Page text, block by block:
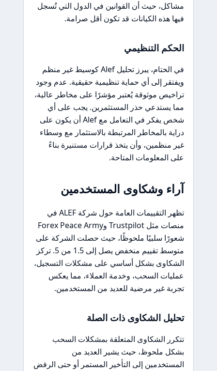
مشاكل، حيث أن القوانين في الدول التي تُسجل
فيها هذه الكيانات قد تكون أقل صرامة.
الحكم التنظيمي
في الختام، يبرز تحليل Alef كوسيط غير منظم
ويفتقر إلى أي حماية تنظيمية حقيقية. عدم وجود
تراخيص موثوقة يُعتبر مؤشرًا على مخاطر عالية،
مما يستدعي حذر المستثمرين. يجب على أي
شخص يفكر في التعامل مع Alef أن يكون على
دراية بالمخاطر المرتبطة بالاستثمار مع وسطاء
غير منظمين، وأن يتخذ قرارات مستنيرة بناءً
على المعلومات المتاحة.
آراء وشكاوى المستخدمين
تظهر التقييمات العامة حول شركة ALEF في
منصات مثل Trustpilot وForex Peace Army
شعورًا سلبيًا ملحوظًا، حيث حصلت الشركة على
متوسط تقييم منخفض يصل إلى 1.5 من 5. تركز
الشكاوى بشكل أساسي على مشكلات التسجيل،
عمليات السحب، وخدمة العملاء، مما يعكس
تجربة غير مرضية للعديد من المستخدمين.
تحليل الشكاوى ذات الصلة
تتكرر الشكاوى المتعلقة بمشكلات السحب
بشكل ملحوظ، حيث يشير العديد من
المستخدمين إلى التأخير المستمر أو حتى الرفض